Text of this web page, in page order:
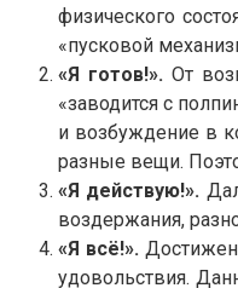
физического
«пусковой
«Я готов!». От
«заводится с
и возбуждение в
разные вещи.
«Я действую!».
воздержания,
«Я всё!».
удовольствия.